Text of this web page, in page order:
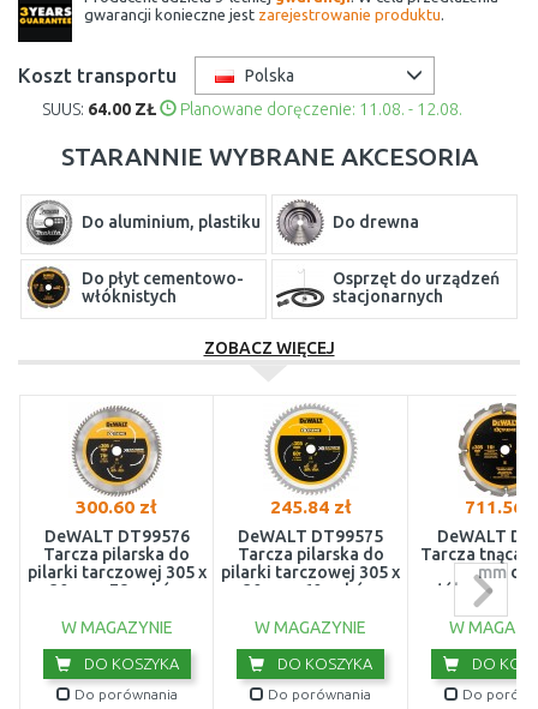
gwarancji konieczne jest zarejestrowanie produktu.
Koszt transportu
Polska
SUUS: 64.00 ZŁ Planowane doręczenie: 11.08. - 12.08.
STARANNIE WYBRANE AKCESORIA
Do aluminium, plastiku Do drewna
Do płyt cementowo-
włóknistych
Osprzęt do urządzeń
stacjonarnych
Piły ukośne
Stojaki do piły
ZOBACZ WIĘCEJ
300.60 zł
DeWALT DT99576
Tarcza pilarska do
pilarki tarczowej 305 x
30 mm, 78 zębów
W MAGAZYNIE
DO KOSZYKA
Do porównania
245.84 zł
DeWALT DT99575
Tarcza pilarska do
pilarki tarczowej 305 x
30 mm, 60 zębów
W MAGAZYNIE
DO KOSZYKA
Do porównania
711.56
DeWALT
Tarcza tnąca
mm do
W
DO
Do